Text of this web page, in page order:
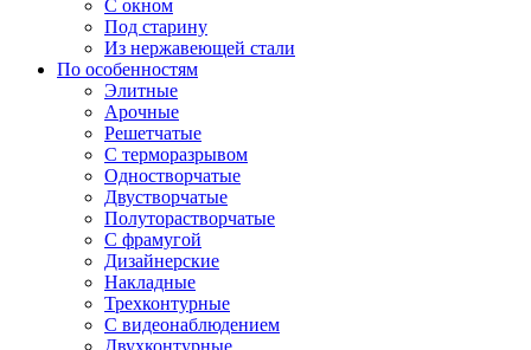
С окном
Под старину
Из нержавеющей стали
По особенностям
Элитные
Арочные
Решетчатые
С терморазрывом
Одностворчатые
Двустворчатые
Полуторастворчатые
С фрамугой
Дизайнерские
Накладные
Трехконтурные
С видеонаблюдением